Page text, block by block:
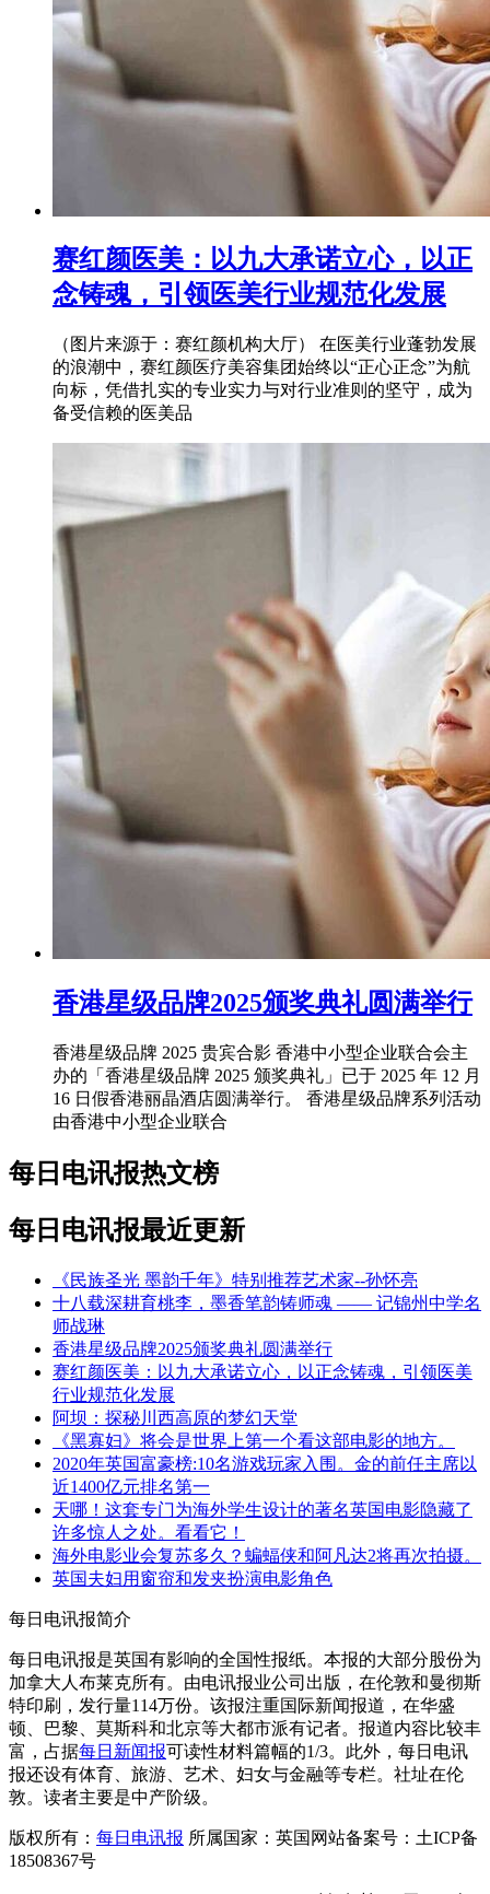
赛红颜医美：以九大承诺立心，以正
念铸魂，引领医美行业规范化发展
（图片来源于：赛红颜机构大厅） 在医美行业蓬勃发展
的浪潮中，赛红颜医疗美容集团始终以“正心正念”为航
向标，凭借扎实的专业实力与对行业准则的坚守，成为
备受信赖的医美品
香港星级品牌2025颁奖典礼圆满举行
香港星级品牌 2025 贵宾合影 香港中小型企业联合会主
办的「香港星级品牌 2025 颁奖典礼」已于 2025 年 12 月
16 日假香港丽晶酒店圆满举行。 香港星级品牌系列活动
由香港中小型企业联合
每日电讯报热文榜
每日电讯报最近更新
《民族圣光 墨韵千年》特别推荐艺术家--孙怀亮
十八载深耕育桃李，墨香笔韵铸师魂 —— 记锦州中学名
师战琳
香港星级品牌2025颁奖典礼圆满举行
赛红颜医美：以九大承诺立心，以正念铸魂，引领医美
行业规范化发展
阿坝：探秘川西高原的梦幻天堂
《黑寡妇》将会是世界上第一个看这部电影的地方。
2020年英国富豪榜:10名游戏玩家入围。金的前任主席以
近1400亿元排名第一
天哪！这套专门为海外学生设计的著名英国电影隐藏了
许多惊人之处。看看它！
海外电影业会复苏多久？蝙蝠侠和阿凡达2将再次拍摄。
英国夫妇用窗帘和发夹扮演电影角色
每日电讯报简介
每日电讯报是英国有影响的全国性报纸。本报的大部分股份为
加拿大人布莱克所有。由电讯报业公司出版，在伦敦和曼彻斯
特印刷，发行量114万份。该报注重国际新闻报道，在华盛
顿、巴黎、莫斯科和北京等大都市派有记者。报道内容比较丰
富，占据每日新闻报可读性材料篇幅的1/3。此外，每日电讯
报还设有体育、旅游、艺术、妇女与金融等专栏。社址在伦
敦。读者主要是中产阶级。
版权所有： 每日电讯报 所属国家：英国网站备案号：土ICP备
18508367号